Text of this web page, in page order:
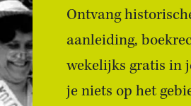
Ontvang
aanleiding,
wekelijks gratis in
je niets op het